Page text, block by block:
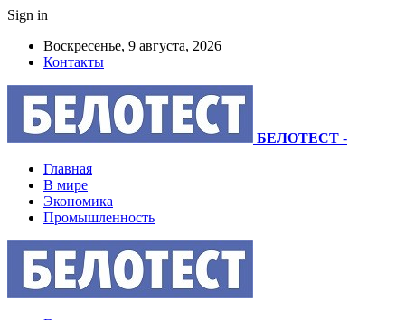
Sign in
Воскресенье, 9 августа, 2026
Контакты
БЕЛОТЕСТ -
Главная
В мире
Экономика
Промышленность